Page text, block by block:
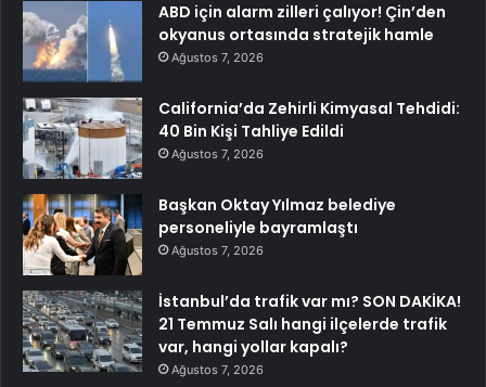
ABD için alarm zilleri çalıyor! Çin’den
okyanus ortasında stratejik hamle
Ağustos 7, 2026
California’da Zehirli Kimyasal Tehdidi:
40 Bin Kişi Tahliye Edildi
Ağustos 7, 2026
Başkan Oktay Yılmaz belediye
personeliyle bayramlaştı
Ağustos 7, 2026
İstanbul’da trafik var mı? SON DAKİKA!
21 Temmuz Salı hangi ilçelerde trafik
var, hangi yollar kapalı?
Ağustos 7, 2026